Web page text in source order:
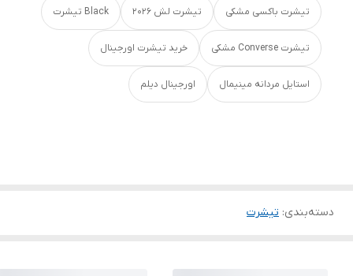
تیشرت باکسی مشکی تیشرت لش ۲۰۲۶ Black تیشرت
تیشرت Converse مشکی خرید تیشرت اورجینال
استایل مردانه مینیمال اورجینال دیلم
دسته‌بندی: تیشرت